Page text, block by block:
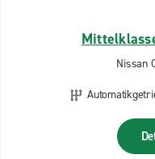
Nissan